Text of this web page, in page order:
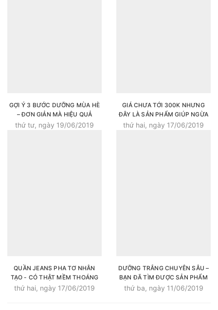
GỢI Ý 3 BƯỚC DƯỠNG MÙA HÈ
– ĐƠN GIẢN MÀ HIỆU QUẢ
thứ tư, ngày 19/06/2019
GIÁ CHƯA TỚI 300K NHƯNG
ĐÂY LÀ SẢN PHẨM GIÚP NGỪA
THÂM SẸO SAU KHI NẶN MỤN
thứ hai, ngày 17/06/2019
QUẦN JEANS PHA TƠ NHÂN
TẠO - CÓ THẬT MỀM THOÁNG
NHƯ QUẦN VẢI?
thứ hai, ngày 17/06/2019
DƯỠNG TRẮNG CHUYÊN SÂU –
BẠN ĐÃ TÌM ĐƯỢC SẢN PHẨM
THÍCH HỢP?
thứ ba, ngày 11/06/2019